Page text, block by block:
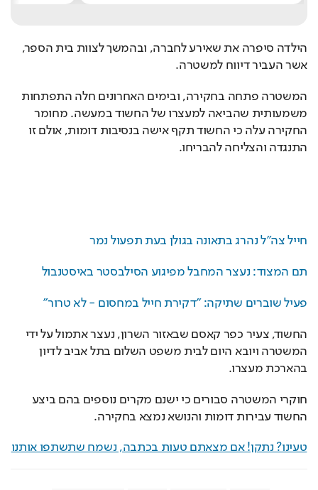
הילדה סיפרה את שאירע לחברה, ובהמשך לצוות בית הספר,
אשר העביר דיווח למשטרה.
המשטרה פתחה בחקירה, ובימים האחרונים חלה התפתחות
משמעותית שהביאה למעצרו של החשוד במעשה. מחומר
החקירה עלה כי החשוד תקף אישה בנסיבות דומות, אולם זו
התנגדה והצליחה להבריחו.
חייל צה"ל נהרג בתאונה בגולן בעת תפעול נמר
תם המצוד: נעצר המחבל מפיגוע הסילבסטר באיסטנבול
פעיל שוברים שתיקה: "דקירת חייל במחסום - לא טרור"
החשוד, צעיר כפר קאסם שבאזור השרון, נעצר אתמול על ידי
המשטרה ויובא היום לבית משפט השלום בתל אביב לדיון
בהארכת מעצרו.
חוקרי המשטרה סבורים כי ישנם מקרים נוספים בהם ביצע
החשוד עבירות דומות והנושא נמצא בחקירה.
טעינו? נתקן! אם מצאתם טעות בכתבה, נשמח שתשתפו אותנו